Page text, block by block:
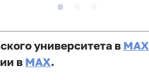
университета в MAX
в MAX.